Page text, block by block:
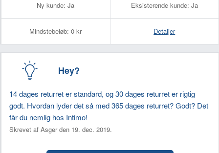
Ny kunde: Ja Eksisterende kunde: Ja
Mindstebeløb: 0 kr Detaljer
Hey?
14 dages returret er standard, og 30 dages returret er rigtig
godt. Hvordan lyder det så med 365 dages returret? Godt? Det
får du nemlig hos Intimo!
Skrevet af Asger den 19. dec. 2019.